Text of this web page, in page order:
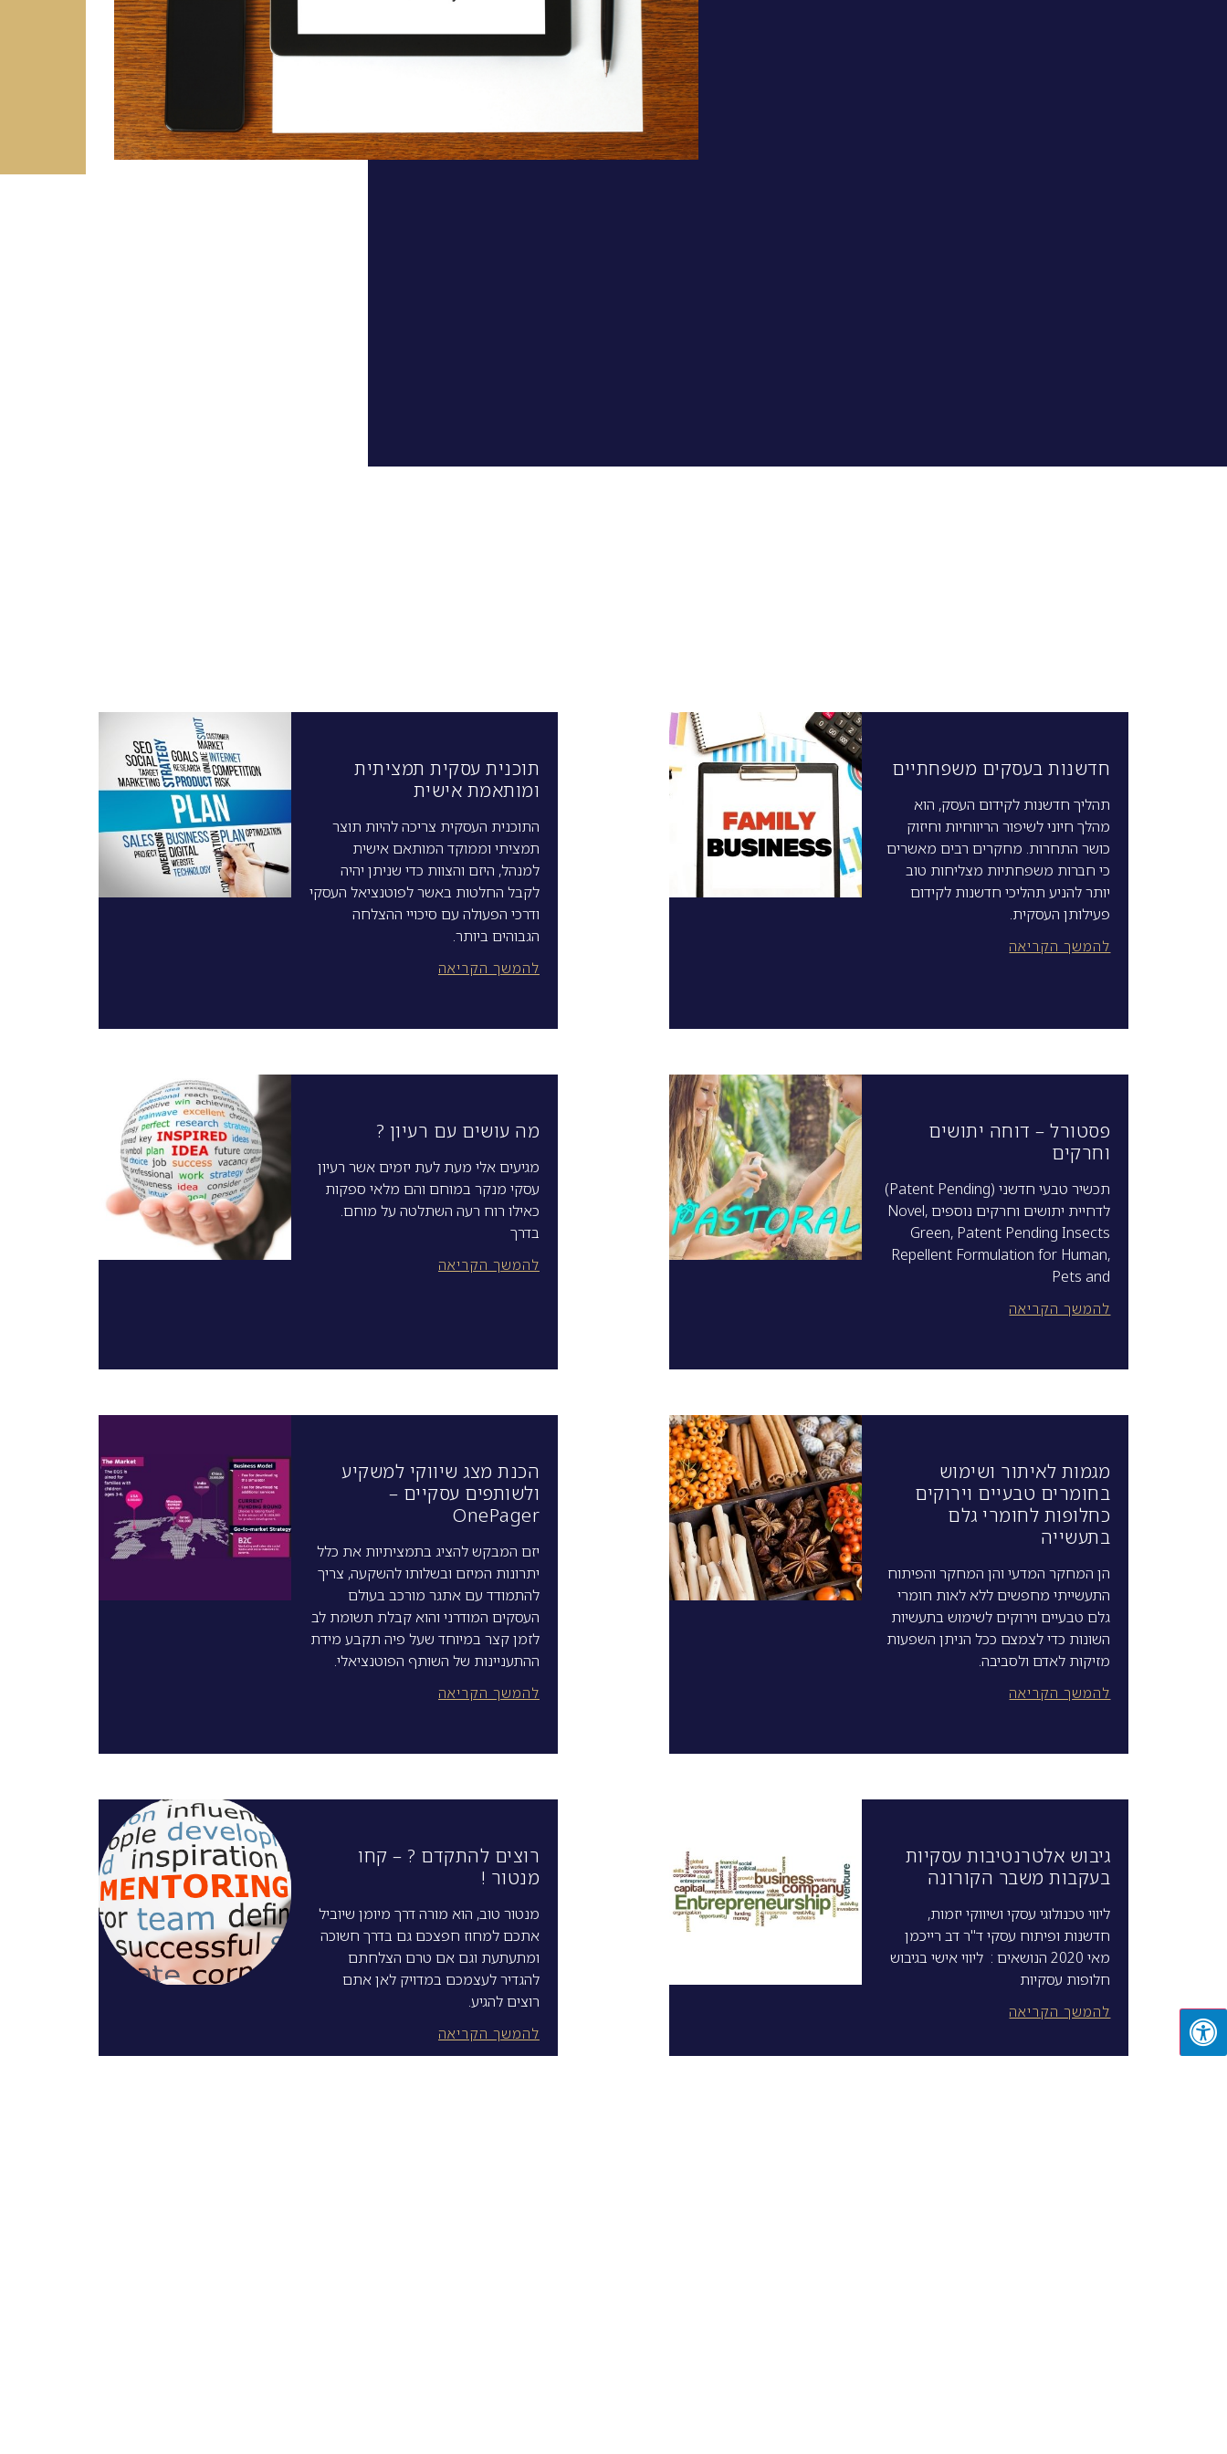
חדשנות בעסקים משפחתיים
תהליך חדשנות לקידום העסק, הוא
מהלך חיוני לשיפור הריווחיות וחיזוק
כושר התחרות. מחקרים רבים מאשרים
כי חברות משפחתיות מצליחות טוב
יותר להניע תהליכי חדשנות לקידום
פעילותן העסקית.
להמשך הקריאה
תוכנית עסקית תמציתית
ומותאמת אישית
התוכנית העסקית צריכה להיות תוצר
תמציתי וממוקד המותאם אישית
למנהל, היזם והצוות כדי שניתן יהיה
לקבל החלטות באשר לפוטנציאל העסקי
ודרכי הפעולה עם סיכויי ההצלחה
הגבוהים ביותר.
להמשך הקריאה
פסטורל – דוחה יתושים
וחרקים
תכשיר טבעי חדשני (Patent Pending)
לדחיית יתושים וחרקים נוספים Novel,
Green, Patent Pending Insects
Repellent Formulation for Human,
Pets and
להמשך הקריאה
מה עושים עם רעיון ?
מגיעים אלי מעת לעת יזמים אשר רעיון
עסקי מנקר במוחם והם מלאי ספקות
כאילו רוח רעה השתלטה על מוחם.
בדרך
להמשך הקריאה
מגמות לאיתור ושימוש
בחומרים טבעיים וירוקים
כחלופות לחומרי גלם
בתעשייה
הן המחקר המדעי והן המחקר והפיתוח
התעשייתי מחפשים ללא לאות חומרי
גלם טבעיים וירוקים לשימוש בתעשיות
השונות כדי לצמצם ככל הניתן השפעות
מזיקות לאדם ולסביבה.
להמשך הקריאה
הכנת מצג שיווקי למשקיע
ולשותפים עסקיים –
OnePager
יזם המבקש להציג בתמציתיות את כלל
יתרונות המיזם ובשלותו להשקעה, צריך
להתמודד עם אתגר מורכב בעולם
העסקים המודרני והוא קבלת תשומת לב
לזמן קצר במיוחד שעל פיה תקבע מידת
ההתעניינות של השותף הפוטנציאלי.
להמשך הקריאה
גיבוש אלטרנטיבות עסקיות
בעקבות משבר הקורונה
ליווי טכנולוגי עסקי ושיווקי יזמות,
חדשנות ופיתוח עסקי ד"ר דב רייכמן
מאי 2020 הנושאים : ליווי אישי בגיבוש
חלופות עסקיות
להמשך הקריאה
רוצים להתקדם ? – קחו
מנטור !
מנטור טוב, הוא מורה דרך מיומן שיוביל
אתכם למחוז חפצכם גם בדרך חשוכה
ומתעתעת וגם אם טרם הצלחתם
להגדיר לעצמכם במדויק לאן אתם
רוצים להגיע.
להמשך הקריאה